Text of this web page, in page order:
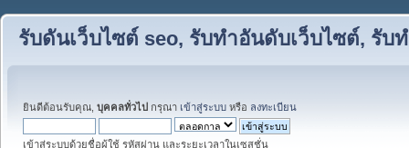
รับดันเว็บไซต์ seo, รับทำอันดับเว็บไซต์, รับ
ยินดีต้อนรับคุณ, บุคคลทั่วไป กรุณา เข้าสู่ระบบ หรือ ลงทะเบียน
เข้าสู่ระบบด้วยชื่อผู้ใช้ รหัสผ่าน และระยะเวลาในเซสชั่น